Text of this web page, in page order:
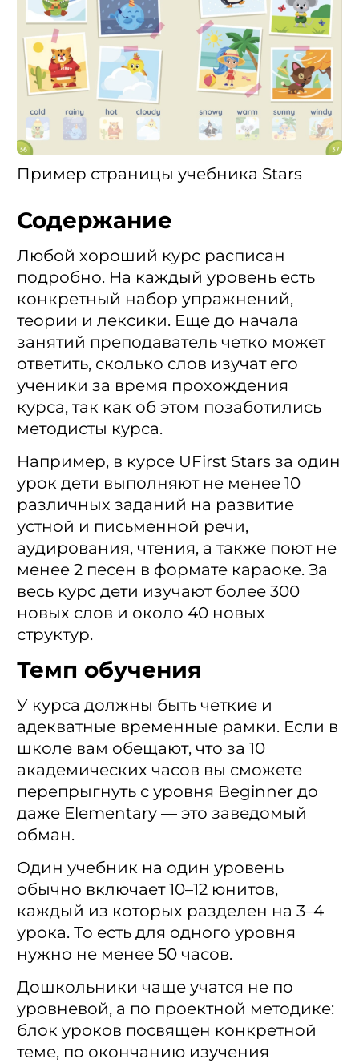
Пример страницы учебника Stars
Содержание
Любой хороший курс расписан
подробно. На каждый уровень есть
конкретный набор упражнений,
теории и лексики. Еще до начала
занятий преподаватель четко может
ответить, сколько слов изучат его
ученики за время прохождения
курса, так как об этом позаботились
методисты курса.
Например, в курсе UFirst Stars за один
урок дети выполняют не менее 10
различных заданий на развитие
устной и письменной речи,
аудирования, чтения, а также поют не
менее 2 песен в формате караоке. За
весь курс дети изучают более 300
новых слов и около 40 новых
структур.
Темп обучения
У курса должны быть четкие и
адекватные временные рамки. Если в
школе вам обещают, что за 10
академических часов вы сможете
перепрыгнуть с уровня Beginner до
даже Elementary — это заведомый
обман.
Один учебник на один уровень
обычно включает 10–12 юнитов,
каждый из которых разделен на 3–4
урока. То есть для одного уровня
нужно не менее 50 часов.
Дошкольники чаще учатся не по
уровневой, а по проектной методике:
блок уроков посвящен конкретной
теме, по окончанию изучения